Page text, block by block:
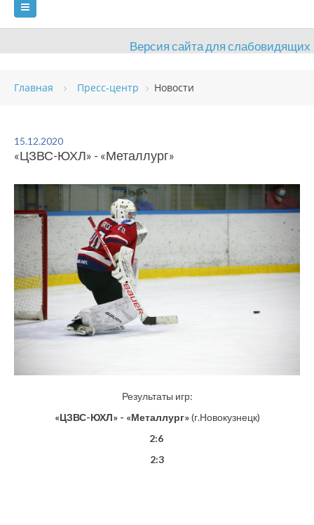
Версия сайта для слабовидящих
ГЛАВНАЯ
ВИДЫ СПОРТА
ОЦЕНКА КАЧЕСТВА ОБРАЗОВАНИЯ
ПЛАТНЫЕ УСЛУГИ КОНТАКТЫ
Главная Пресс-центр Новости
15.12.2020
«ЦЗВС-ЮХЛ» - «Металлург»
Результаты игр:
«ЦЗВС-ЮХЛ» - «Металлург»(г.Новокузнецк)
2:6
2:3